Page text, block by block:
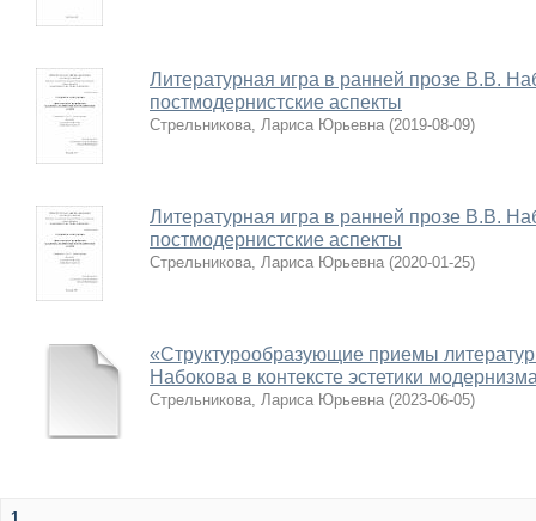
Литературная игра в ранней прозе В.В.
постмодернистские аспекты
Стрельникова, Лариса Юрьевна (2019-08-09)
Литературная игра в ранней прозе В.В.
постмодернистские аспекты
Стрельникова, Лариса Юрьевна (2020-01-25)
«Структурообразующие приемы
Набокова в контексте эстетики
Стрельникова, Лариса Юрьевна (2023-06-05)